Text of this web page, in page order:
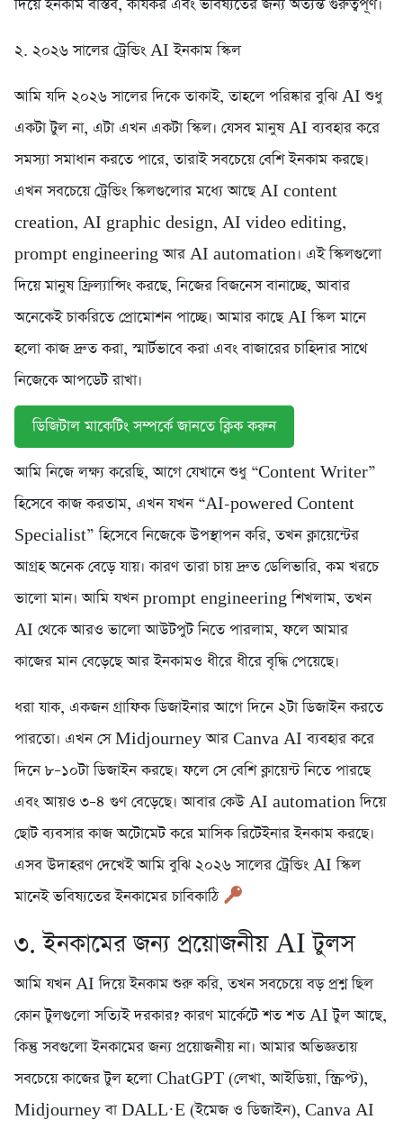
দিয়ে ইনকাম বাস্তব, কার্যকর এবং ভবিষ্যতের জন্য অত্যন্ত গুরুত্বপূর্ণ।
২. ২০২৬ সালের ট্রেন্ডিং AI ইনকাম স্কিল
আমি যদি ২০২৬ সালের দিকে তাকাই, তাহলে পরিষ্কার বুঝি AI শুধু
একটা টুল না, এটা এখন একটা স্কিল। যেসব মানুষ AI ব্যবহার করে
সমস্যা সমাধান করতে পারে, তারাই সবচেয়ে বেশি ইনকাম করছে।
এখন সবচেয়ে ট্রেন্ডিং স্কিলগুলোর মধ্যে আছে AI content
creation, AI graphic design, AI video editing,
prompt engineering আর AI automation। এই স্কিলগুলো
দিয়ে মানুষ ফ্রিল্যান্সিং করছে, নিজের বিজনেস বানাচ্ছে, আবার
অনেকেই চাকরিতে প্রোমোশন পাচ্ছে। আমার কাছে AI স্কিল মানে
হলো কাজ দ্রুত করা, স্মার্টভাবে করা এবং বাজারের চাহিদার সাথে
নিজেকে আপডেট রাখা।
ডিজিটাল মাকেটিং সম্পর্কে জানতে ক্লিক করুন
আমি নিজে লক্ষ্য করেছি, আগে যেখানে শুধু “Content Writer”
হিসেবে কাজ করতাম, এখন যখন “AI-powered Content
Specialist” হিসেবে নিজেকে উপস্থাপন করি, তখন ক্লায়েন্টের
আগ্রহ অনেক বেড়ে যায়। কারণ তারা চায় দ্রুত ডেলিভারি, কম খরচে
ভালো মান। আমি যখন prompt engineering শিখলাম, তখন
AI থেকে আরও ভালো আউটপুট নিতে পারলাম, ফলে আমার
কাজের মান বেড়েছে আর ইনকামও ধীরে ধীরে বৃদ্ধি পেয়েছে।
ধরা যাক, একজন গ্রাফিক ডিজাইনার আগে দিনে ২টা ডিজাইন করতে
পারতো। এখন সে Midjourney আর Canva AI ব্যবহার করে
দিনে ৮–১০টা ডিজাইন করছে। ফলে সে বেশি ক্লায়েন্ট নিতে পারছে
এবং আয়ও ৩–৪ গুণ বেড়েছে। আবার কেউ AI automation দিয়ে
ছোট ব্যবসার কাজ অটোমেট করে মাসিক রিটেইনার ইনকাম করছে।
এসব উদাহরণ দেখেই আমি বুঝি ২০২৬ সালের ট্রেন্ডিং AI স্কিল
মানেই ভবিষ্যতের ইনকামের চাবিকাঠি
৩. ইনকামের জন্য প্রয়োজনীয় AI টুলস
আমি যখন AI দিয়ে ইনকাম শুরু করি, তখন সবচেয়ে বড় প্রশ্ন ছিল
কোন টুলগুলো সত্যিই দরকার? কারণ মার্কেটে শত শত AI টুল আছে,
কিন্তু সবগুলো ইনকামের জন্য প্রয়োজনীয় না। আমার অভিজ্ঞতায়
সবচেয়ে কাজের টুল হলো ChatGPT (লেখা, আইডিয়া, স্ক্রিপ্ট),
Midjourney বা DALL·E (ইমেজ ও ডিজাইন), Canva AI